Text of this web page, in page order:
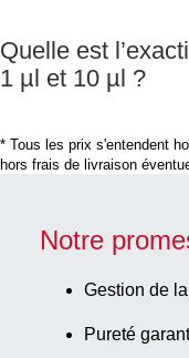
Quelle est
1 µl et 10 µl ?
* Tous les prix s'entendent
hors frais de livraison
Notre
Gestion de
Pureté